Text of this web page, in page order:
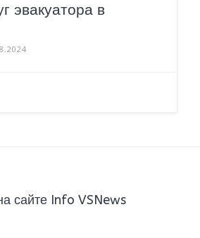
эвакуатора в
сайте Info VSNews